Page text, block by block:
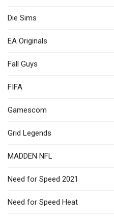
Die Sims
EA Originals
Fall Guys
FIFA
Gamescom
Grid Legends
MADDEN NFL
Need for Speed 2021
Need for Speed Heat